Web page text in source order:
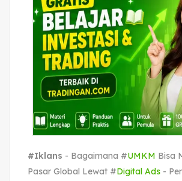
#Iklans - Bagaimana #UMKM Bisa
Pasar Global Lewat #Digital Ads -